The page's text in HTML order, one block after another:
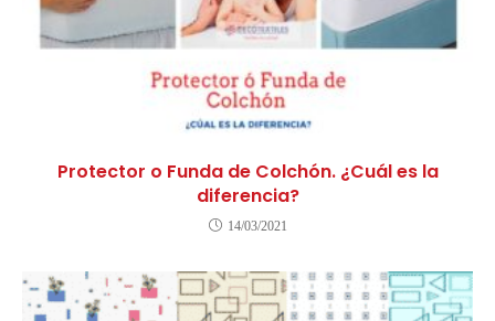
Protector o Funda de Colchón. ¿Cuál es la
diferencia?
14/03/2021